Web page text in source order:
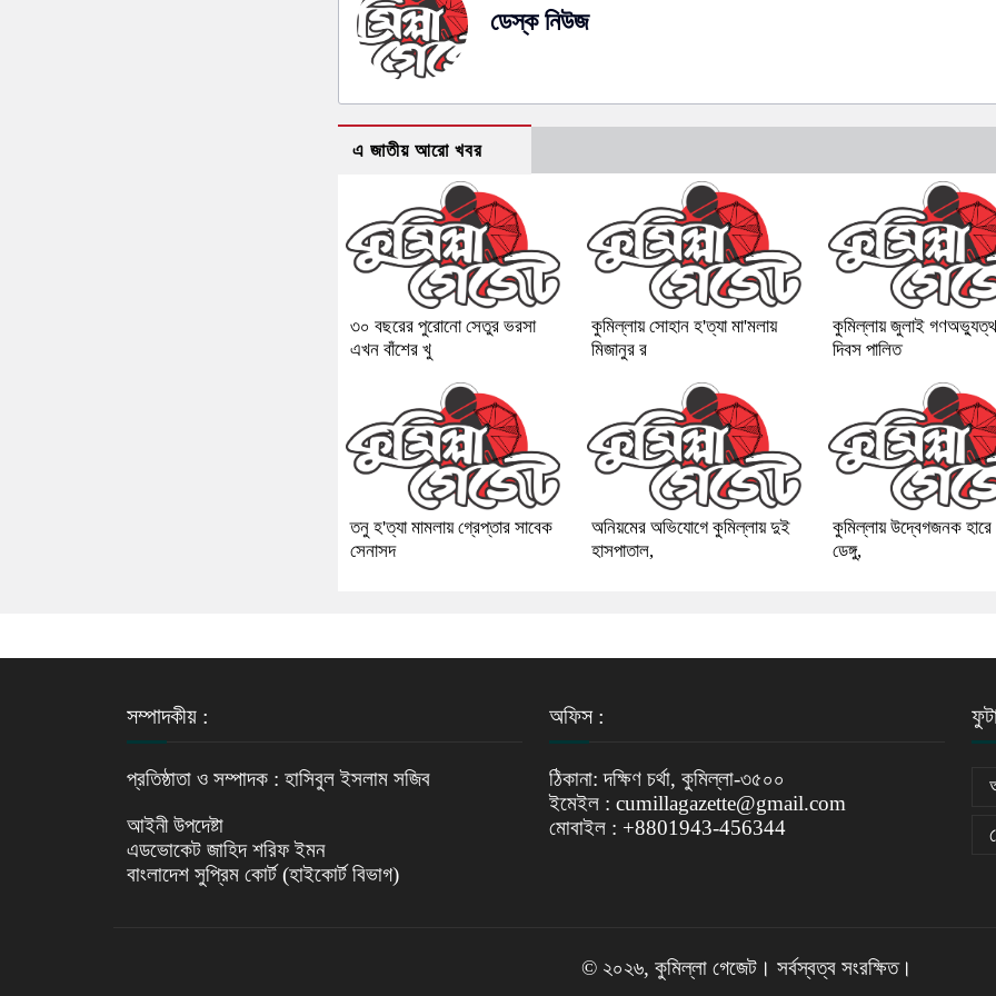
ডেস্ক নিউজ
এ জাতীয় আরো খবর
৩০ বছরের পুরোনো সেতুর ভরসা
এখন বাঁশের খু
কুমিল্লায় সোহান হ'ত্যা মা'মলায়
মিজানুর র
কুমিল্লায় জুলাই
দিবস পালিত
তনু হ'ত্যা মামলায় গ্রেপ্তার সাবেক
সেনাসদ
অনিয়মের অভিযোগে কুমিল্লায় দুই
হাসপাতাল,
কুমিল্লায় উদ্বেগজনক হারে
ডেঙ্গু,
সম্পাদকীয় :
প্রতিষ্ঠাতা ও সম্পাদক : হাসিবুল ইসলাম সজিব
আইনী উপদেষ্টা
এডভোকেট জাহিদ শরিফ ইমন
বাংলাদেশ সুপ্রিম কোর্ট (হাইকোর্ট বিভাগ)
অফিস :
ঠিকানা: দক্ষিণ চর্থা, কুমিল্লা-৩৫০০
ইমেইল : cumillagazette@gmail.com
মোবাইল : +8801943-456344
© ২০২৬, কুমিল্লা গেজেট। সর্বস্বত্ব সংরক্ষিত।